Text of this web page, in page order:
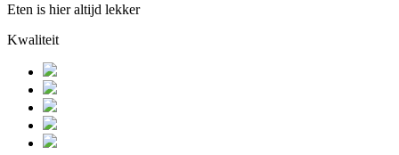
Eten is hier altijd lekker
Kwaliteit